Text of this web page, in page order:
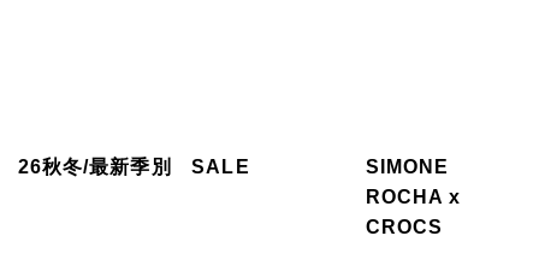
26秋冬/最新季別 SALE
SIMONE
ROCHA x
CROCS